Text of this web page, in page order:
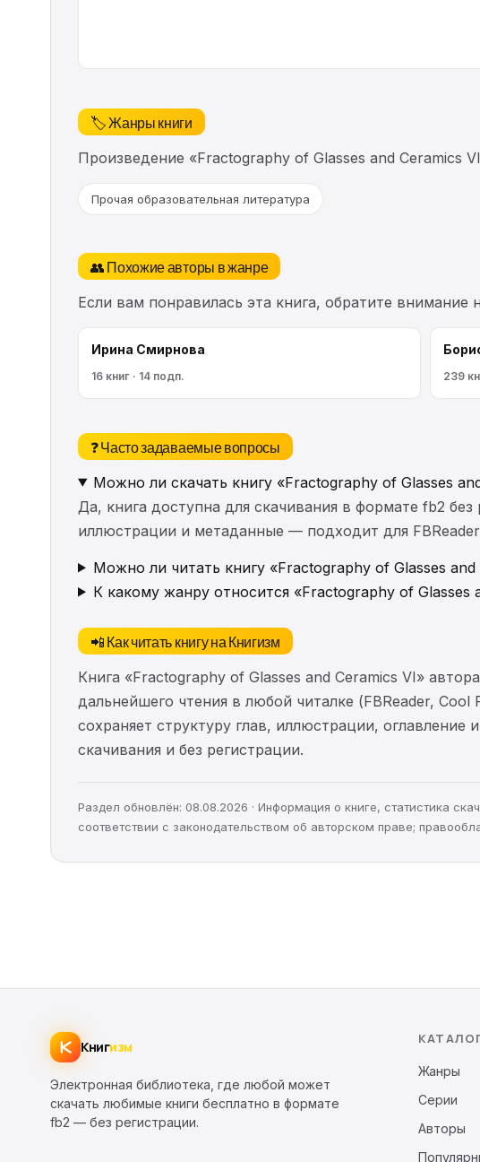
🏷️ Жанры книги
Произведение «Fractography of Glasses and Ceramics
Прочая образовательная литература
👥 Похожие авторы в жанре
Если вам понравилась эта книга, обратите внимание
Ирина Смирнова
16 книг · 14 подп. 239
❓ Часто задаваемые вопросы
Можно ли скачать книгу «Fractography of Glasses
Да, книга доступна для скачивания в формате fb2
иллюстрации и метаданные — подходит для
Можно ли читать книгу «Fractography of Glasses and
К какому жанру относится «Fractography of Glasses
📲 Как читать книгу на Книгизм
Книга «Fractography of Glasses and Ceramics VI»
дальнейшего чтения в любой читалке (FBReader,
сохраняет структуру глав, иллюстрации,
скачивания и без регистрации.
Раздел обновлён: 08.08.2026 · Информация о книге, статистика
соответствии с законодательством об авторском праве;
Книгизм
Электронная библиотека, где любой может
скачать любимые книги бесплатно в формате
fb2 — без регистрации.
Жанры
Серии
Авторы